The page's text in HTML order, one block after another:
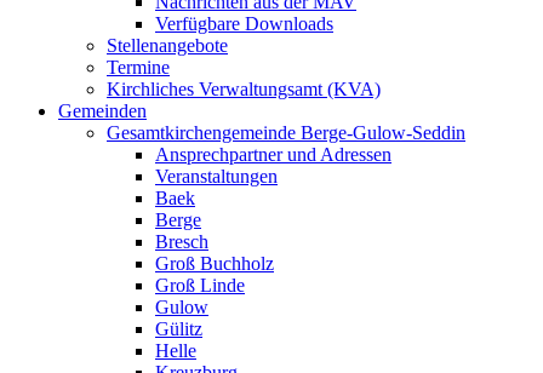
Verfügbare Downloads
Stellenangebote
Termine
Kirchliches Verwaltungsamt (KVA)
Gemeinden
Gesamtkirchengemeinde Berge-Gulow-Seddin
Ansprechpartner und Adressen
Veranstaltungen
Baek
Berge
Bresch
Groß Buchholz
Groß Linde
Gulow
Gülitz
Helle